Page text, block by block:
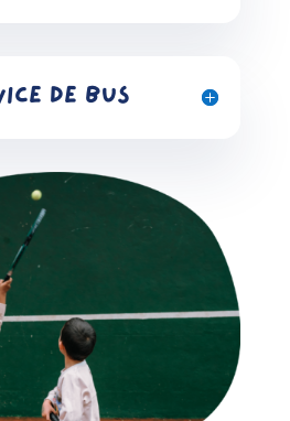
de bus